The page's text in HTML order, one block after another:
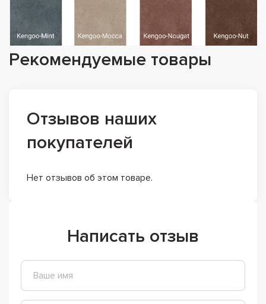
Рекомендуемые товары
Отзывов наших
покупателей
Нет отзывов об этом товаре.
Написать отзыв